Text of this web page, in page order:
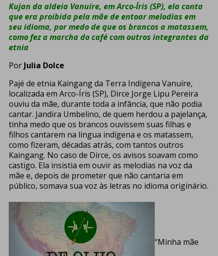
Kujan da aldeia Vanuíre, em Arco-Íris (SP), ela conta
que era proibida pela mãe de entoar melodias em
seu idioma, por medo de que os brancos a matassem,
como fez a marcha do café com outros integrantes da
etnia
Por Julia Dolce
Pajé de etnia Kaingang da Terra Indígena Vanuíre,
localizada em Arco-Íris (SP), Dirce Jorge Lipu Pereira
ouviu da mãe, durante toda a infância, que não podia
cantar. Jandira Umbelino, de quem herdou a pajelança,
tinha medo que os brancos ouvissem suas filhas e
filhos cantarem na língua indígena e os matassem,
como fizeram, décadas atrás, com tantos outros
Kaingang. No caso de Dirce, os avisos soavam como
castigo. Ela insistia em ouvir as melodias na voz da
mãe e, depois de prometer que não cantaria em
público, somava sua voz às letras no idioma originário.
“Minha mãe